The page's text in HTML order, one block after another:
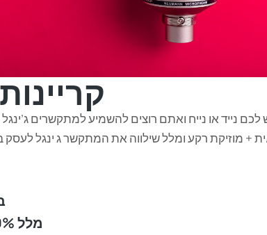
לכם נייד או נייח ואתם רוצים להשמיע למתקשרים
ית + מוזיקת רקע ומלל שילווה את המתקשר ג ינגל
מלל 100% מותאם אישית